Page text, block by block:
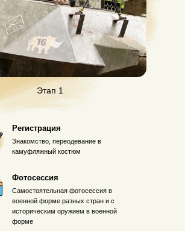
Знакомство, переодевание в
камуфляжный костюм
Регистрация
Фотосессия
Самостоятельная фотосессия в
военной форме разных стран и с
историческим оружием в военной
форме
Этап 1